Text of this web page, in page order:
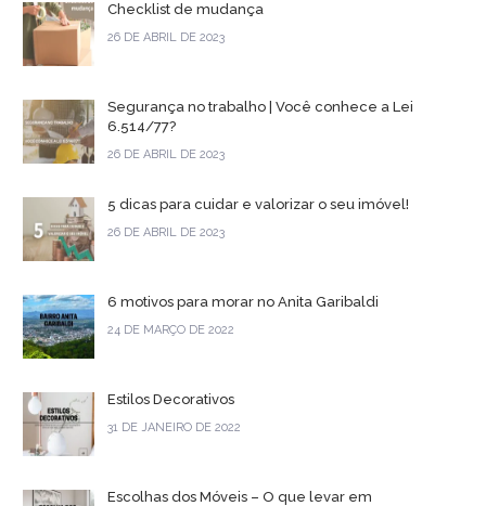
Checklist de mudança
26 DE ABRIL DE 2023
Segurança no trabalho | Você conhece a Lei
6.514/77?
26 DE ABRIL DE 2023
5 dicas para cuidar e valorizar o seu imóvel!
26 DE ABRIL DE 2023
6 motivos para morar no Anita Garibaldi
24 DE MARÇO DE 2022
Estilos Decorativos
31 DE JANEIRO DE 2022
Escolhas dos Móveis – O que levar em